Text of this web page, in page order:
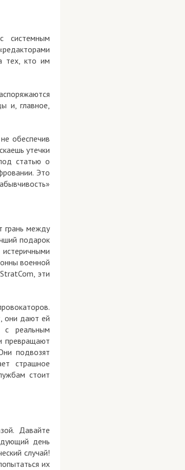
тех, кто им
и, главное,
обеспечив
утечки
статью о
Это
грань между
подарок
военной
эти
они дают ей
с реальным
превращают
подвозят
страшное
стоит
Давайте
день
случай!
их